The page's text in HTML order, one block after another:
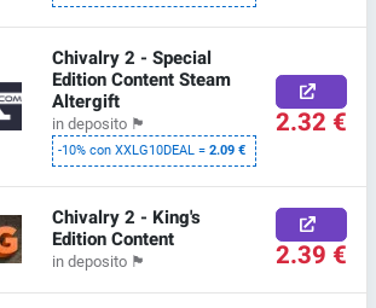
Chivalry 2 - Special
Edition Content Steam
Altergift
in deposito 🏴
-10% con XXLG10DEAL =2.09 €
2.32 €
Chivalry 2 - King's
Edition Content
in deposito 🏴 2.39 €